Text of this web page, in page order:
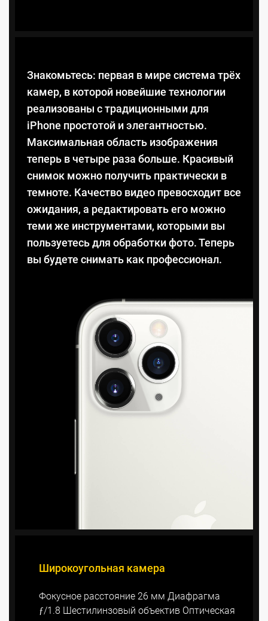
Знакомьтесь: первая в мире система трёх
камер, в которой новейшие технологии
реализованы с традиционными для
iPhone простотой и элегантностью.
Максимальная область изображения
теперь в четыре раза больше. Красивый
снимок можно получить практически в
темноте. Качество видео превосходит все
ожидания, а редактировать его можно
теми же инструментами, которыми вы
пользуетесь для обработки фото. Теперь
вы будете снимать как профессионал.
Широкоугольная камера
Фокусное расстояние 26 мм Диафрагма
ƒ/1.8 Шестилинзовый объектив Оптическая